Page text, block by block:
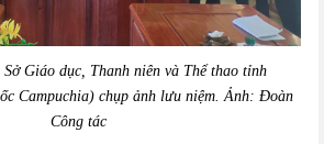
Giáo dục, Thanh niên và Thể thao tỉnh
Campuchia) chụp ảnh lưu niệm. Ảnh: Đoàn
Công tác